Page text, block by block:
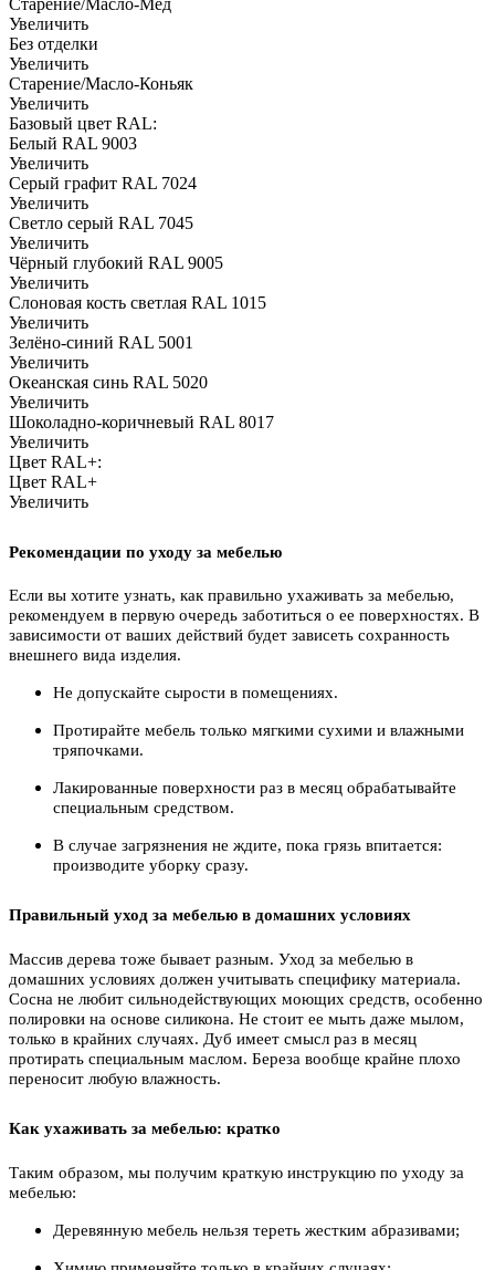
Увеличить
Без отделки
Увеличить
Старение/Масло-Коньяк
Увеличить
Базовый цвет RAL:
Белый RAL 9003
Увеличить
Серый графит RAL 7024
Увеличить
Светло серый RAL 7045
Увеличить
Чёрный глубокий RAL 9005
Увеличить
Слоновая кость светлая RAL 1015
Увеличить
Зелёно-синий RAL 5001
Увеличить
Океанская синь RAL 5020
Увеличить
Шоколадно-коричневый RAL 8017
Увеличить
Цвет RAL+:
Цвет RAL+
Увеличить
Рекомендации по уходу за мебелью
Если вы хотите узнать, как правильно ухаживать за мебелью,
рекомендуем в первую очередь заботиться о ее поверхностях. В
зависимости от ваших действий будет зависеть сохранность
внешнего вида изделия.
Не допускайте сырости в помещениях.
Протирайте мебель только мягкими сухими и влажными
тряпочками.
Лакированные поверхности раз в месяц обрабатывайте
специальным средством.
В случае загрязнения не ждите, пока грязь впитается:
производите уборку сразу.
Правильный уход за мебелью в домашних условиях
Массив дерева тоже бывает разным. Уход за мебелью в
домашних условиях должен учитывать специфику материала.
Сосна не любит сильнодействующих моющих средств, особенно
полировки на основе силикона. Не стоит ее мыть даже мылом,
только в крайних случаях. Дуб имеет смысл раз в месяц
протирать специальным маслом. Береза вообще крайне плохо
переносит любую влажность.
Как ухаживать за мебелью: кратко
Таким образом, мы получим краткую инструкцию по уходу за
мебелью:
Деревянную мебель нельзя тереть жестким абразивами;